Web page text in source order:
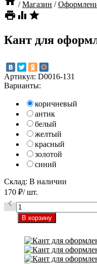
/ Магазин /
  
Кант для
Артикул: D0016-131
Варианты:
коричневый
антик
белый
желтый
красный
золотой
синий
Склад: В наличии
170 ₽/ шт.
